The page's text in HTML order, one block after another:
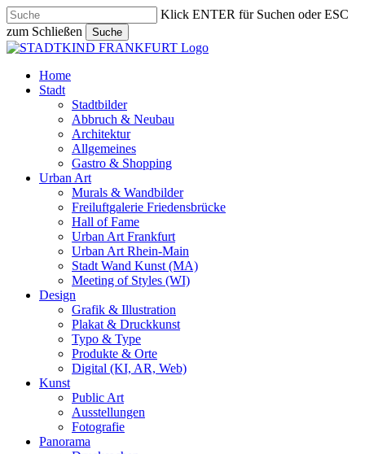
Skip
to
main
content
Klick ENTER für Suchen oder ESC
zum Schließen
Suche
Close
search
Menu
Home
Stadt
Stadtbilder
Abbruch & Neubau
Architektur
Allgemeines
Gastro & Shopping
Urban Art
Murals & Wandbilder
Freiluftgalerie Friedensbrücke
Hall of Fame
Urban Art Frankfurt
Urban Art Rhein-Main
Stadt Wand Kunst (MA)
Meeting of Styles (WI)
Design
Grafik & Illustration
Plakat & Druckkunst
Typo & Type
Produkte & Orte
Digital (KI, AR, Web)
Kunst
Public Art
Ausstellungen
Fotografie
Panorama